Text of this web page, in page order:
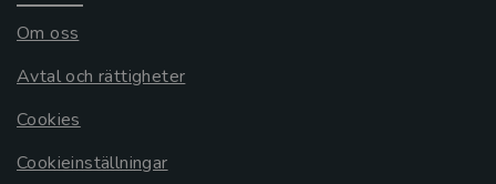
Om oss
Avtal och rättigheter
Cookies
Cookieinställningar